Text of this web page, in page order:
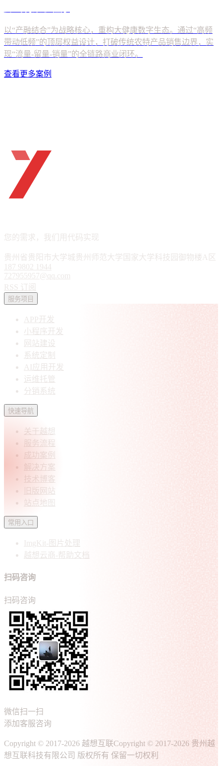
查看更多案例
您的需求，我们用代码实现
贵州省贵阳市大学城贵州师范大学国家大学科技园御物楼A区
187 9802 1944
727955957@qq.com
RSS 订阅
服务项目
APP开发
小程序开发
网站建设
系统定制
AI应用开发
运维托管
分销系统
快速导航
关于越想
服务流程
成功案例
解决方案
技术博客
旧版网站
站点地图
常用入口
ImgKit-图片处理
越想云商-帮助文档
扫码咨询
扫码咨询
微信扫一扫
添加客服咨询
Copyright © 2017-2026 越想互联Copyright © 2017-2026 贵州越
想互联科技有限公司 版权所有 保留一切权利